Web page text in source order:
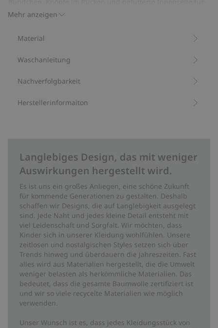
Mehr anzeigen
guten Komfort. Passende Modelle sind auch für die Mama
und Geschwister erhältlich.
Artikelnummer
Material
Waschanleitung
Nachverfolgbarkeit
Herstellerinformaiton
Langlebiges Design, das mit weniger
Auswirkungen hergestellt wird.
Es ist uns ein großes Anliegen, eine schöne Zukunft
für kommende Generationen zu gestalten. Deshalb
schaffen wir Designs, die auf Langlebigkeit ausgelegt
sind. Jede Naht und jedes kleine Detail entsteht mit
viel Leidenschaft und Sorgfalt. Wir möchten, dass
Kinder sich in unserer Kleidung wohlfühlen. Unsere
zeitlosen und nostalgischen Styles setzen sich über
Trends hinweg und überdauern die Jahreszeiten. Fast
alles wird aus Materialien hergestellt, die die Umwelt
weniger belasten als herkömmliche Materialien. Das
bedeutet, dass die gesamte Baumwolle zertifiziert ist
und wir so viele recycelte Materialien wie möglich
verwenden.
Unser Wunsch ist es, dass jedes Kleidungsstück von